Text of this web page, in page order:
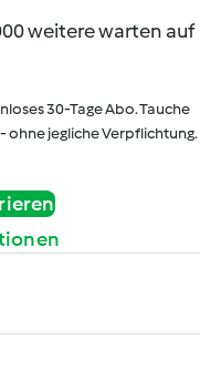
weitere warten auf
30-Tage Abo. Tauche
ohne jegliche Verpflichtung.